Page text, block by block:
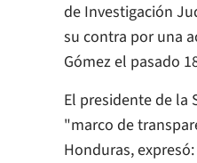
de Investigación
su contra por una
Gómez el pasado
El presidente de la
"marco de
Honduras,